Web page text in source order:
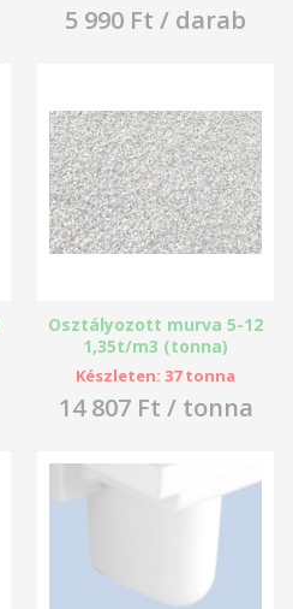
5 990 Ft / darab
Osztályozott murva 5-12
1,35t/m3 (tonna)
Készleten: 37 tonna
14 807 Ft / tonna